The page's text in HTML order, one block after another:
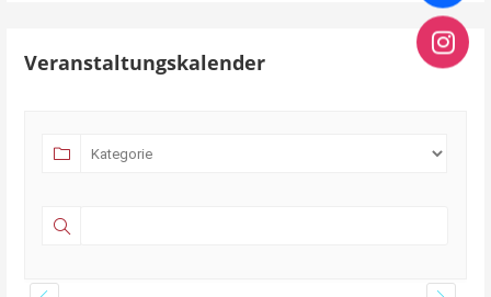
Veranstaltungskalender